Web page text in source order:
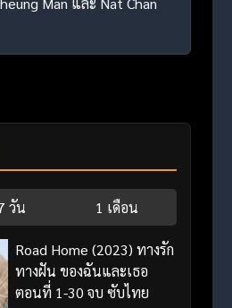
วัน 1 เดือน
Road Home (2023) ทางรัก
ทางฝัน ของฉันและเธอ
ตอนที่ 1-30 จบ ซับไทย